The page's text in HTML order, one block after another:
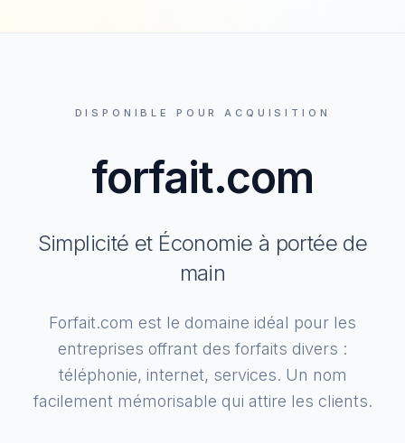
DISPONIBLE POUR ACQUISITION
forfait.com
Simplicité et Économie à portée de
main
Forfait.com est le domaine idéal pour les
entreprises offrant des forfaits divers :
téléphonie, internet, services. Un nom
facilement mémorisable qui attire les clients.